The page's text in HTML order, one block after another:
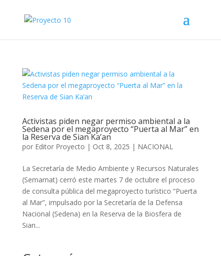
Activistas piden negar permiso ambiental a la
Sedena por el megaproyecto “Puerta al Mar” en
la Reserva de Sian Ka’an
por Editor Proyecto | Oct 8, 2025 | NACIONAL
La Secretaría de Medio Ambiente y Recursos Naturales
(Semarnat) cerró este martes 7 de octubre el proceso
de consulta pública del megaproyecto turístico “Puerta
al Mar”, impulsado por la Secretaría de la Defensa
Nacional (Sedena) en la Reserva de la Biosfera de
Sian...